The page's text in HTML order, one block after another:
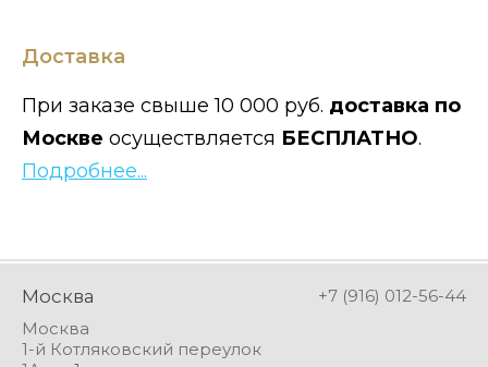
Доставка
При заказе свыше 10 000 руб. доставка по
Москве осуществляется БЕСПЛАТНО.
Подробнее...
Москва
+7 (916) 012-56-44
Москва
1-й Котляковский переулок